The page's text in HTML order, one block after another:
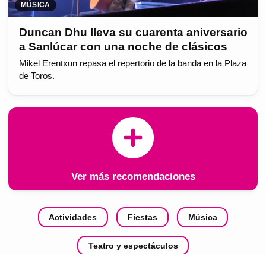
MÚSICA
Duncan Dhu lleva su cuarenta aniversario
a Sanlúcar con una noche de clásicos
Mikel Erentxun repasa el repertorio de la banda en la Plaza
de Toros.
Ver más recomendaciones
Actividades Fiestas Música
Teatro y espectáculos